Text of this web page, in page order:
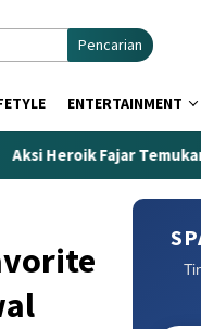
Pencarian
ENTERTAINMENT
Bocah